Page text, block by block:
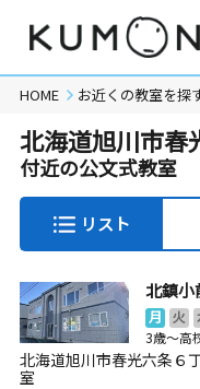
HOME お近くの教室を探
北海道旭川市春
付近の公文式教室
リスト
北鎮小
月 火
3歳～高
北海道旭川市春光六条６
室